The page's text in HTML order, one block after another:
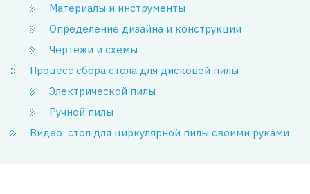
Материалы и инструменты
Определение дизайна и конструкции
Чертежи и схемы
Процесс сбора стола для дисковой пилы
Электрической пилы
Ручной пилы
Видео: стол для циркулярной пилы своими руками